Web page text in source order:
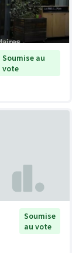
Soumise au
vote
Soumise
au vote